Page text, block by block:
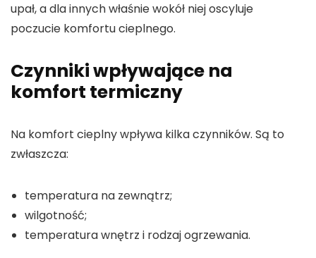
upał, a dla innych właśnie wokół niej oscyluje
poczucie komfortu cieplnego.
Czynniki wpływające na
komfort termiczny
Na komfort cieplny wpływa kilka czynników. Są to
zwłaszcza:
temperatura na zewnątrz;
wilgotność;
temperatura wnętrz i rodzaj ogrzewania.